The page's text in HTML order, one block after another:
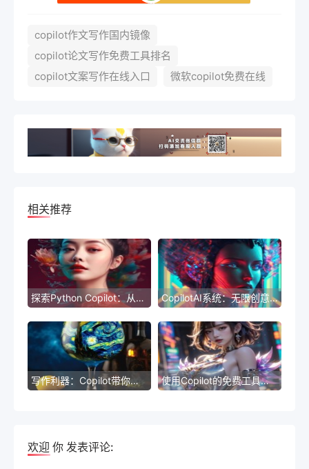
copilot作文写作国内镜像
copilot论文写作免费工具排名
copilot文案写作在线入口
微软copilot免费在线
相关推荐
探索Python Copilot：从入门到精通 CopilotAI系统：无限创意的辅助写作
写作利器：Copilot带你探索文艺之路 使用Copilot的免费工具提高生产力
欢迎 你 发表评论: